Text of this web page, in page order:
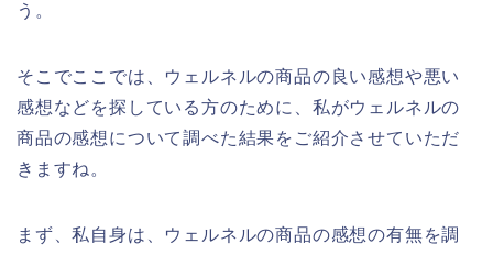
う。
そこでここでは、ウェルネルの商品の良い感想や悪い
感想などを探している方のために、私がウェルネルの
商品の感想について調べた結果をご紹介させていただ
きますね。
まず、私自身は、ウェルネルの商品の感想の有無を調